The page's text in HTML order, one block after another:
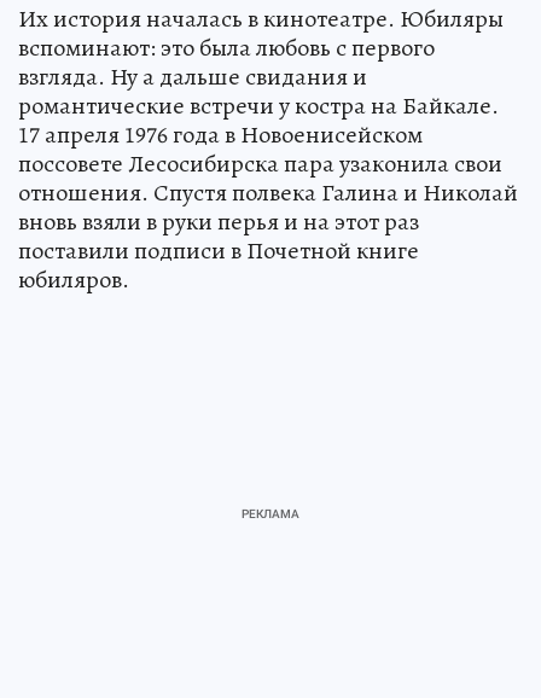
Их история началась в кинотеатре. Юбиляры
вспоминают: это была любовь с первого
взгляда. Ну а дальше свидания и
романтические встречи у костра на Байкале.
17 апреля 1976 года в Новоенисейском
поссовете Лесосибирска пара узаконила свои
отношения. Спустя полвека Галина и Николай
вновь взяли в руки перья и на этот раз
поставили подписи в Почетной книге
юбиляров.